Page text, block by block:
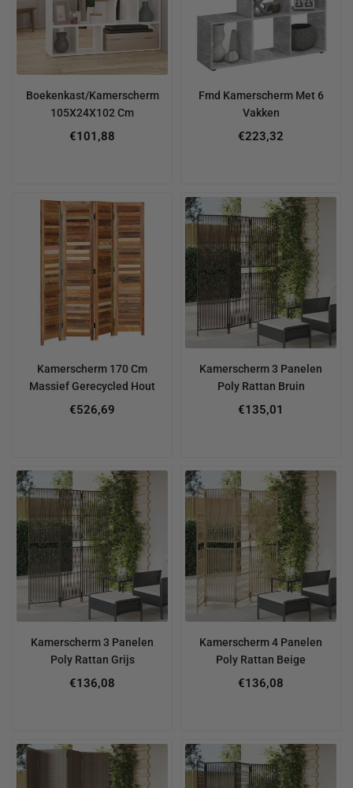
Boekenkast/Kamerscherm
105X24X102 Cm
€101,88
Fmd Kamerscherm Met 6
Vakken
€223,32
Kamerscherm 170 Cm
Massief Gerecycled Hout
Regular
€526,69
Kamerscherm 3 Panelen
Poly Rattan Bruin
€135,01
Kamerscherm 3 Panelen
Poly Rattan Grijs
€136,08
Kamerscherm 4 Panelen
Poly Rattan Beige
€136,08